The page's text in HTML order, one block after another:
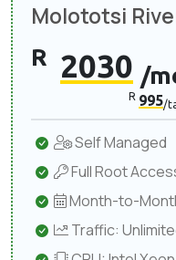
Molototsi
R 2030 /
R 995/
Self Managed
Full Root
Month-to-
Traffic: